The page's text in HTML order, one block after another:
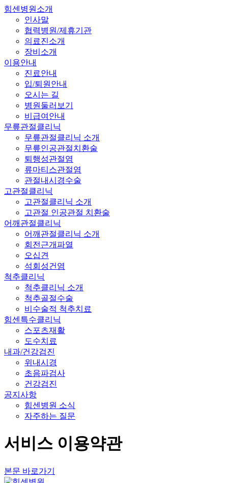
힘센병원소개
인사말
협력병원/제휴기관
의료진소개
장비소개
이용안내
진료안내
입/퇴원안내
오시는 길
병원둘러보기
비급여안내
무릎관절클리닉
무릎관절클리닉 소개
무릎인공관절치환술
퇴행성관절염
류마티스관절염
관절내시경수술
고관절클리닉
고관절클리닉 소개
고관절 인공관절 치환술
어깨관절클리닉
어깨관절클리닉 소개
회전근개파열
오십견
석회성건염
척추클리닉
척추클리닉 소개
척추골절수술
비수술적 척추치료
힘센특수클리닉
스포츠재활
도수치료
내과/건강검진
위내시경
초음파검사
건강검진
공지사항
힘센병원 소식
자주하는 질문
서비스 이용약관
본문 바로가기